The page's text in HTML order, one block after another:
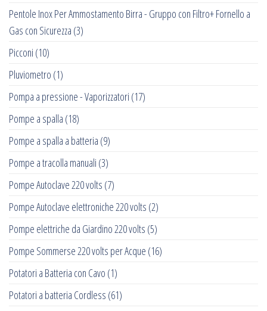
Pentole Inox Per Ammostamento Birra - Gruppo con Filtro+ Fornello a
Gas con Sicurezza (3)
Picconi (10)
Pluviometro (1)
Pompa a pressione - Vaporizzatori (17)
Pompe a spalla (18)
Pompe a spalla a batteria (9)
Pompe a tracolla manuali (3)
Pompe Autoclave 220 volts (7)
Pompe Autoclave elettroniche 220 volts (2)
Pompe elettriche da Giardino 220 volts (5)
Pompe Sommerse 220 volts per Acque (16)
Potatori a Batteria con Cavo (1)
Potatori a batteria Cordless (61)